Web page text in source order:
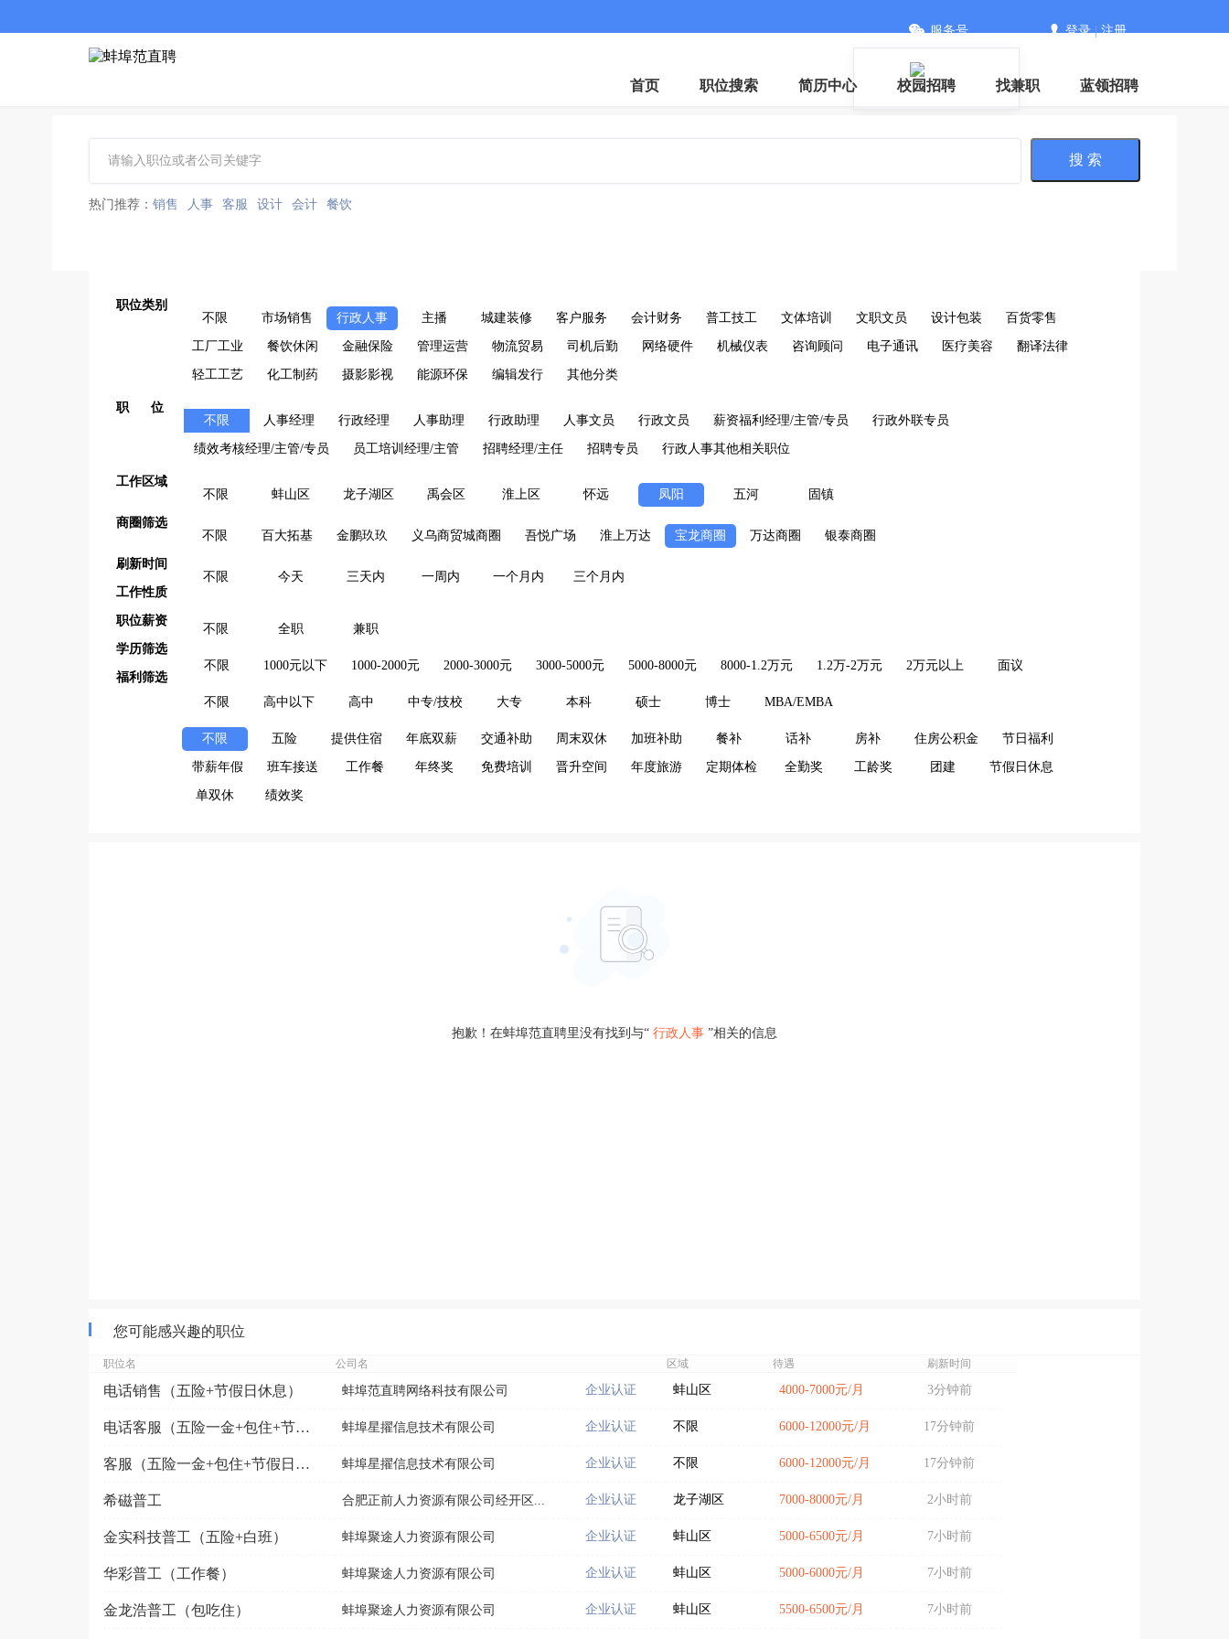
客服微信
服务号 登录|注册
首页 职位搜索 简历中心 校园招聘 找兼职 蓝领招聘
搜 索
热门推荐： 销售 人事 客服 设计 会计 餐饮
职位类别
不限
市场销售 行政人事 主播 城建装修 客户服务 会计财务 普工技工 文体培训 文职文员 设计包装 百货零售
工厂工业 餐饮休闲 金融保险 管理运营 物流贸易 司机后勤 网络硬件 机械仪表 咨询顾问 电子通讯 医疗美容 翻译法律
轻工工艺 化工制药 摄影影视 能源环保 编辑发行 其他分类
职 位
不限
人事经理 行政经理 人事助理 行政助理 人事文员 行政文员 薪资福利经理/主管/专员 行政外联专员
绩效考核经理/主管/专员 员工培训经理/主管 招聘经理/主任 招聘专员 行政人事其他相关职位
工作区域
不限
蚌山区 龙子湖区 禹会区 淮上区 怀远 凤阳 五河 固镇
商圈筛选
不限
百大拓基 金鹏玖玖 义乌商贸城商圈 吾悦广场 淮上万达 宝龙商圈 万达商圈 银泰商圈
刷新时间
不限
今天 三天内 一周内 一个月内
三个月内
工作性质
不限 全职 兼职
职位薪资
不限 1000元以下 1000-2000元 2000-3000元 3000-5000元 5000-8000元 8000-1.2万元 1.2万-2万元 2万元以上 面议
学历筛选
不限 高中以下 高中 中专/技校 大专 本科 硕士 博士 MBA/EMBA
福利筛选
不限 五险 提供住宿 年底双薪 交通补助 周末双休 加班补助 餐补 话补 房补 住房公积金 节日福利
带薪年假 班车接送 工作餐 年终奖 免费培训 晋升空间 年度旅游 定期体检 全勤奖 工龄奖 团建 节假日休息
单双休 绩效奖
抱歉！在蚌埠范直聘里没有找到与“ 行政人事 ”相关的信息
您可能感兴趣的职位
职位名 公司名 区域 待遇 刷新时间
电话销售（五险+节假日休息） 蚌埠范直聘网络科技有限公司 企业认证 蚌山区 4000-7000元/月 3分钟前
电话客服（五险一金+包住+节假日福利） 蚌埠星擢信息技术有限公司 企业认证 不限 6000-12000元/月 17分钟前
客服（五险一金+包住+节假日福利） 蚌埠星擢信息技术有限公司 企业认证 不限 6000-12000元/月 17分钟前
希磁普工 合肥正前人力资源有限公司经开区... 企业认证 龙子湖区 7000-8000元/月 2小时前
金实科技普工（五险+白班） 蚌埠聚途人力资源有限公司 企业认证 蚌山区 5000-6500元/月 7小时前
华彩普工（工作餐） 蚌埠聚途人力资源有限公司 企业认证 蚌山区 5000-6000元/月 7小时前
金龙浩普工（包吃住） 蚌埠聚途人力资源有限公司 企业认证 蚌山区 5500-6500元/月 7小时前